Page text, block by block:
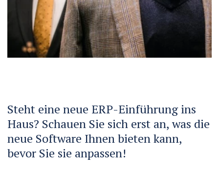
Steht eine neue ERP-Einführung ins
Haus? Schauen Sie sich erst an, was die
neue Software Ihnen bieten kann,
bevor Sie sie anpassen!